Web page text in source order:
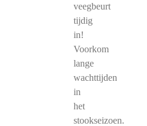
veegbeurt
tijdig
in!
Voorkom
lange
wachttijden
in
het
stookseizoen.